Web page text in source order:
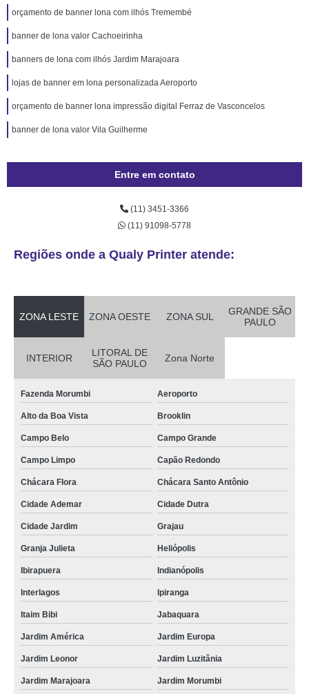
orçamento de banner lona com ilhós Tremembé
banner de lona valor Cachoeirinha
banners de lona com ilhós Jardim Marajoara
lojas de banner em lona personalizada Aeroporto
orçamento de banner lona impressão digital Ferraz de Vasconcelos
banner de lona valor Vila Guilherme
Entre em contato
(11) 3451-3366
(11) 91098-5778
Regiões onde a Qualy Printer atende:
ZONA LESTE ZONA OESTE ZONA SUL
GRANDE SÃO
PAULO
INTERIOR
LITORAL DE
SÃO PAULO
Zona Norte
Fazenda Morumbi Aeroporto
Alto da Boa Vista Brooklin
Campo Belo Campo Grande
Campo Limpo Capão Redondo
Chácara Flora Chácara Santo Antônio
Cidade Ademar Cidade Dutra
Cidade Jardim Grajau
Granja Julieta Heliópolis
Ibirapuera Indianópolis
Interlagos Ipiranga
Itaim Bibi Jabaquara
Jardim América Jardim Europa
Jardim Leonor Jardim Luzitânia
Jardim Marajoara Jardim Morumbi